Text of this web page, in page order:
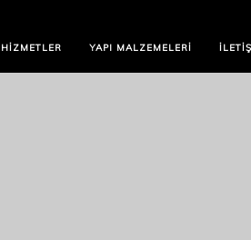
HIZMETLER YAPI MALZEMELERI